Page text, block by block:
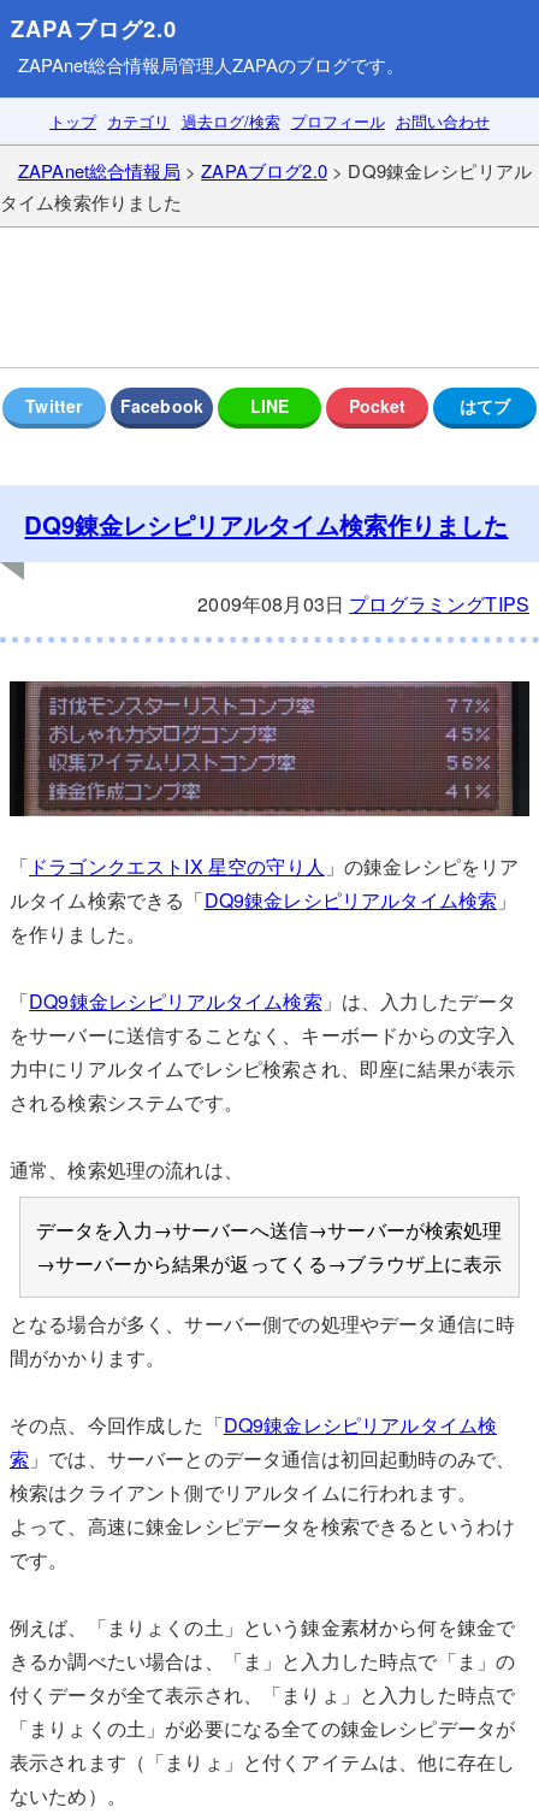
ZAPAブログ2.0
ZAPAnet総合情報局管理人ZAPAのブログです。
トップ カテゴリ 過去ログ/検索 プロフィール お問い合わせ
ZAPAnet総合情報局 >ZAPAブログ2.0> DQ9錬金レシピリアル
タイム検索作りました
DQ9錬金レシピリアルタイム検索作りました
2009年08月03日 プログラミングTIPS
「 ドラゴンクエストIX 星空の守り人 」の錬金レシピをリア
ルタイム検索できる「DQ9錬金レシピリアルタイム検索 」
を作りました。
「DQ9錬金レシピリアルタイム検索 」は、入力したデータ
をサーバーに送信することなく、キーボードからの文字入
力中にリアルタイムでレシピ検索され、即座に結果が表示
される検索システムです。
通常、検索処理の流れは、
データを入力→サーバーへ送信→サーバーが検索処理
→サーバーから結果が返ってくる→ブラウザ上に表示
となる場合が多く、サーバー側での処理やデータ通信に時
間がかかります。
その点、今回作成した「DQ9錬金レシピリアルタイム検
索 」では、サーバーとのデータ通信は初回起動時のみで、
検索はクライアント側でリアルタイムに行われます。
よって、高速に錬金レシピデータを検索できるというわけ
です。
例えば、「まりょくの土」という錬金素材から何を錬金で
きるか調べたい場合は、「ま」と入力した時点で「ま」の
付くデータが全て表示され、「まりょ」と入力した時点で
「まりょくの土」が必要になる全ての錬金レシピデータが
表示されます（「まりょ」と付くアイテムは、他に存在し
ないため）。